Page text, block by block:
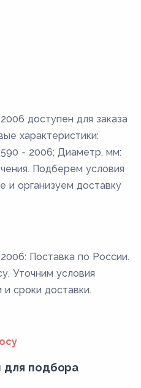
доступен для заказа
характеристики:
- 2006; Диаметр, мм:
Подберем условия
и организуем доставку
Поставка по России.
Уточним условия
и сроки доставки.
для подбора